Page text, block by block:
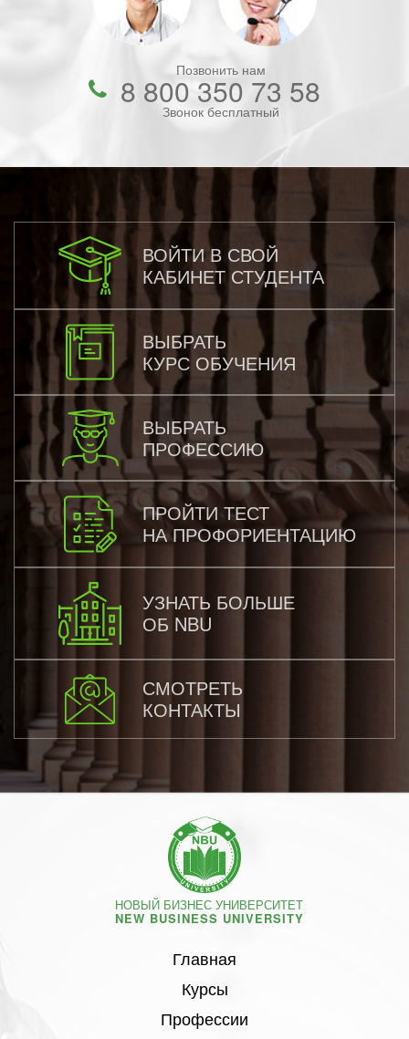
Позвонить нам
8 800 350 73 58
Звонок бесплатный
ВОЙТИ В СВОЙ
КАБИНЕТ СТУДЕНТА
ВЫБРАТЬ
КУРС ОБУЧЕНИЯ
ВЫБРАТЬ
ПРОФЕССИЮ
ПРОЙТИ ТЕСТ
НА ПРОФОРИЕНТАЦИЮ
УЗНАТЬ БОЛЬШЕ
ОБ NBU
СМОТРЕТЬ
КОНТАКТЫ
НОВЫЙ БИЗНЕС УНИВЕРСИТЕТ
NEW BUSINESS UNIVERSITY
Главная
Курсы
Профессии